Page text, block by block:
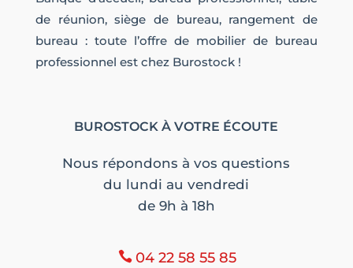
de réunion, siège de bureau, rangement de
bureau : toute l’offre de mobilier de bureau
professionnel est chez Burostock !
BUROSTOCK À VOTRE ÉCOUTE
Nous répondons à vos questions
du lundi au vendredi
de 9h à 18h
04 22 58 55 85